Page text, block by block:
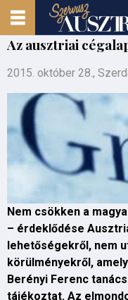
Az ausztriai
2015. október 28.,
Nem csökken a
– érdeklődése
lehetőségekről, nem
körülményekről,
Berényi Ferenc
tájékoztat. Az